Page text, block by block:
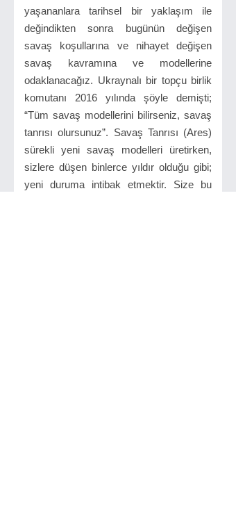
yaşananlara tarihsel bir yaklaşım ile
değindikten sonra bugünün değişen
savaş koşullarına ve nihayet değişen
savaş kavramına ve modellerine
odaklanacağız. Ukraynalı bir topçu birlik
komutanı 2016 yılında şöyle demişti;
“Tüm savaş modellerini bilirseniz, savaş
tanrısı olursunuz”. Savaş Tanrısı (Ares)
sürekli yeni savaş modelleri üretirken,
sizlere düşen binlerce yıldır olduğu gibi;
yeni duruma intibak etmektir. Size bu